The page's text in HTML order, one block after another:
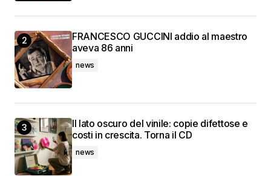
FRANCESCO GUCCINI addio al maestro
aveva 86 anni
news
Il lato oscuro del vinile: copie difettose e
costi in crescita. Torna il CD
news